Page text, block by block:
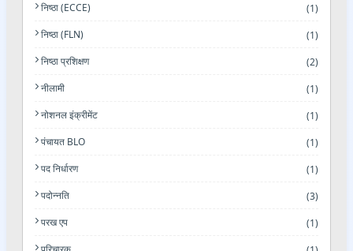
निष्ठा (ECCE)
(1)
निष्ठा (FLN)
(1)
निष्ठा प्रशिक्षण
(2)
नीलामी
(1)
नोशनल इंक्रीमेंट
(1)
पंचायत BLO
(1)
पद निर्धारण
(1)
पदोन्नति
(3)
परख एप
(1)